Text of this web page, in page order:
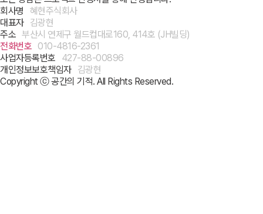
회사명
혜현주식회사
대표자
김광현
주소 부산시 연제구 월드컵대로160, 414호 (JH빌딩)
전화번호 010-4816-2361
사업자등록번호
427-88-00896
개인정보보호책임자
김광현
Copyright ⓒ 공간의 기적. All Rights Reserved.